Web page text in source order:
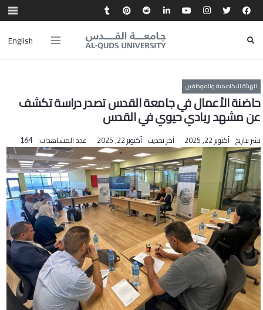
English
الهيئة الاكاديمية والموظفين
حاضنة الأعمال في جامعة القدس تصدر دراسة تكشف
عن مشهد ريادي حيوي في القدس
نشر بتاريخ أكتوبر 22, 2025 آخر تحديث أكتوبر 22, 2025 عدد المشاهدات: 164